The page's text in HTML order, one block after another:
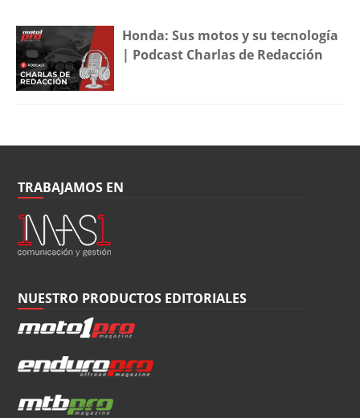
Honda: Sus motos y su tecnología
| Podcast Charlas de Redacción
TRABAJAMOS EN
NUESTRO PRODUCTOS EDITORIALES